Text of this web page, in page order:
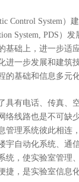
Control System）
System, PDS）
基础上，进一步适
进一步发展和建筑
的基础和信息多元
具有电话、传真、
络线路也是不可缺
管理系统彼此相连
宇自动化系统、通
统，使实验室管理
捷，是实验室信息